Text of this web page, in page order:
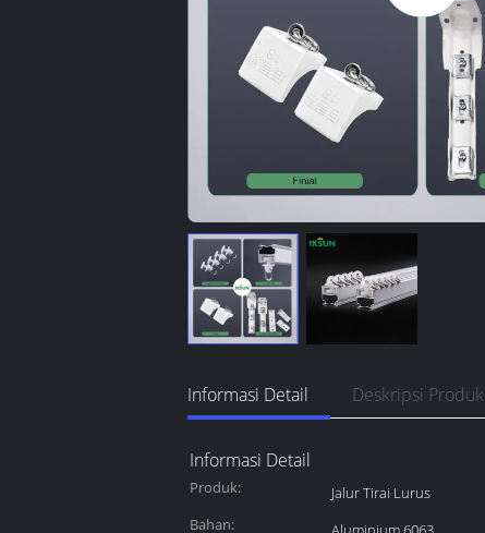
Informasi Detail Deskripsi Produk
Informasi Detail
Produk: Jalur Tirai Lurus
Bahan: